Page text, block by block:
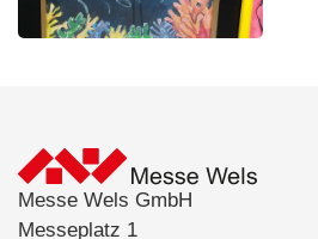
Messe Wels GmbH
Messeplatz 1